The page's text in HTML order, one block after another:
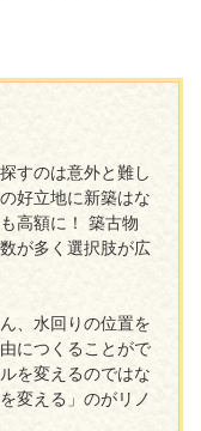
すのは意外と難し
好立地に新築はな
高額に！ 築古物
が多く選択肢が広
、水回りの位置を
につくることがで
を変えるのではな
変える」のがリノ